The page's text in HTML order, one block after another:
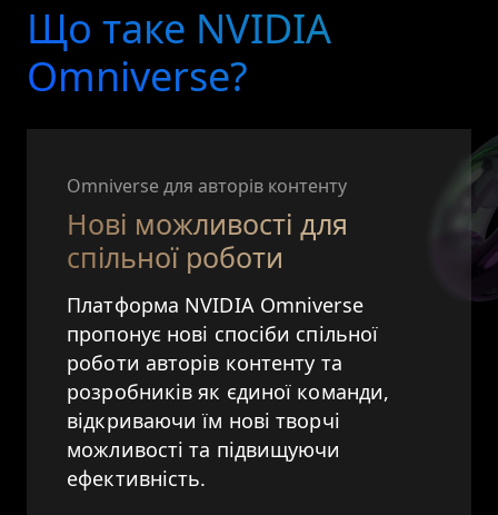
Що таке NVIDIA
Omniverse?
Omniverse для авторів контенту
Нові можливості для
спільної роботи
Платформа NVIDIA Omniverse
пропонує нові спосіби спільної
роботи авторів контенту та
розробників як єдиної команди,
відкриваючи їм нові творчі
можливості та підвищуючи
ефективність.